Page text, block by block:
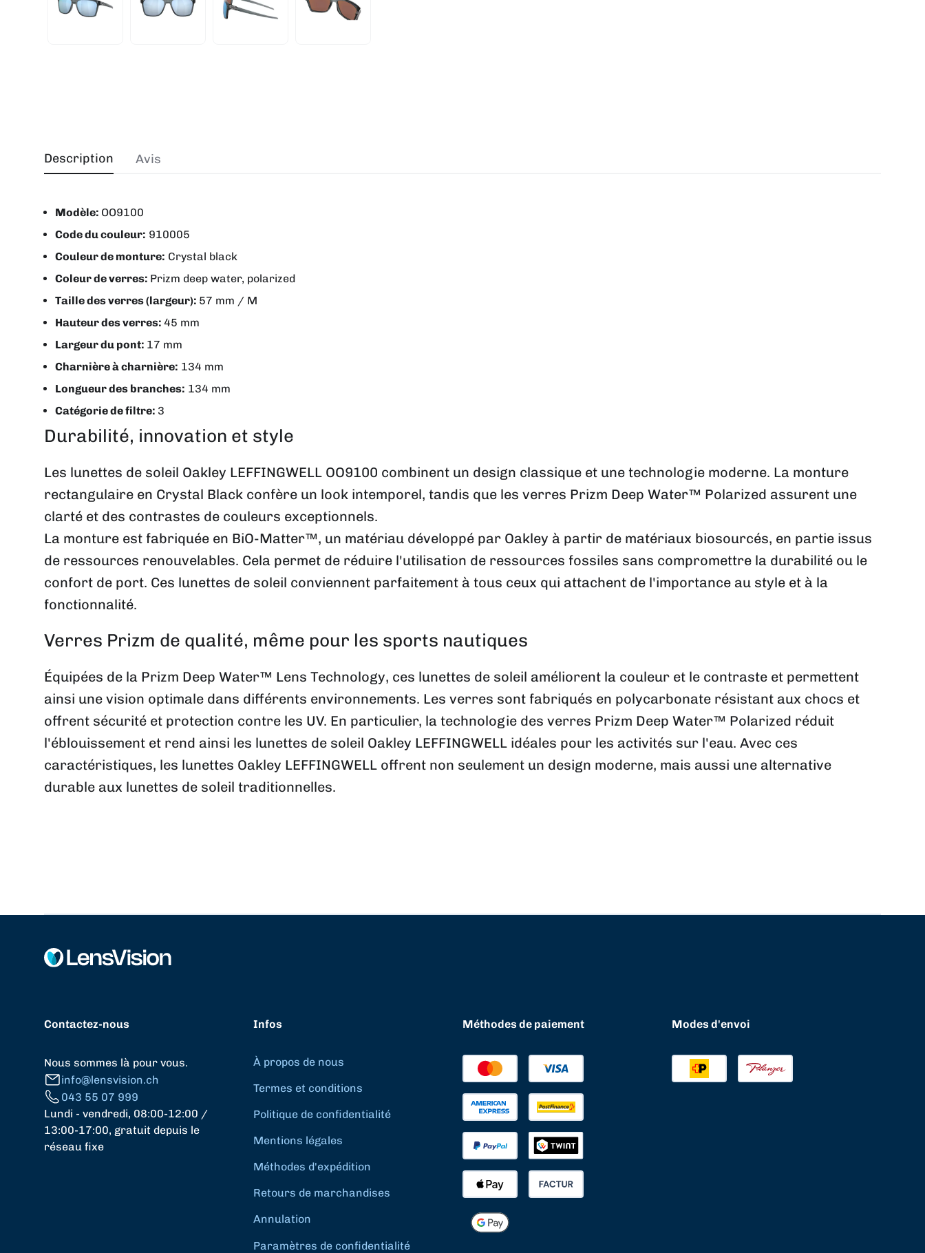
Description
Modèle: OO9100
Code du couleur: 910005
Couleur de monture: Crystal black
Coleur de verres: Prizm deep water, polarized
Taille des verres (largeur): 57 mm / M
Hauteur des verres: 45 mm
Largeur du pont: 17 mm
Charnière à charnière: 134 mm
Longueur des branches: 134 mm
Catégorie de filtre: 3
Durabilité, innovation et style
Les lunettes de soleil Oakley LEFFINGWELL OO9100 combinent un design classique et une technologie moderne. La monture
rectangulaire en Crystal Black confère un look intemporel, tandis que les verres Prizm Deep Water™ Polarized assurent une
clarté et des contrastes de couleurs exceptionnels.
La monture est fabriquée en BiO-Matter™, un matériau développé par Oakley à partir de matériaux biosourcés, en partie issus
de ressources renouvelables. Cela permet de réduire l'utilisation de ressources fossiles sans compromettre la durabilité ou le
confort de port. Ces lunettes de soleil conviennent parfaitement à tous ceux qui attachent de l'importance au style et à la
fonctionnalité.
Verres Prizm de qualité, même pour les sports nautiques
Équipées de la Prizm Deep Water™ Lens Technology, ces lunettes de soleil améliorent la couleur et le contraste et permettent
ainsi une vision optimale dans différents environnements. Les verres sont fabriqués en polycarbonate résistant aux chocs et
offrent sécurité et protection contre les UV. En particulier, la technologie des verres Prizm Deep Water™ Polarized réduit
l'éblouissement et rend ainsi les lunettes de soleil Oakley LEFFINGWELL idéales pour les activités sur l'eau. Avec ces
caractéristiques, les lunettes Oakley LEFFINGWELL offrent non seulement un design moderne, mais aussi une alternative
durable aux lunettes de soleil traditionnelles.
Avis
Contactez-nous
Nous sommes là pour vous.
info@lensvision.ch
043 55 07 999
Lundi - vendredi, 08:00-12:00 /
13:00-17:00, gratuit depuis le
réseau fixe
Infos
À propos de nous
Termes et conditions
Politique de confidentialité
Mentions légales
Méthodes d'expédition
Retours de marchandises
Annulation
Paramètres de confidentialité
Méthodes de paiement Modes d'envoi